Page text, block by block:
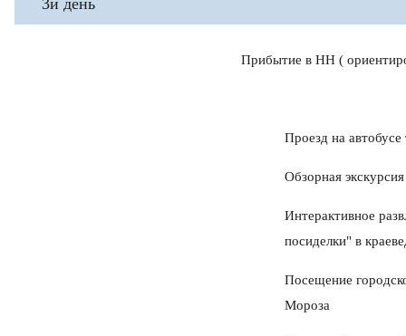
3й день
Прибытие в НН (
Проезд на автобусе
Обзорная
Интерактивное
посиделки" в
Посещение
Мороза